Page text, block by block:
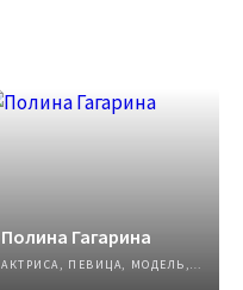
Полина Гагарина
АКТРИСА, ПЕВИЦА, МОДЕЛЬ, АВТОР ПЕСЕН